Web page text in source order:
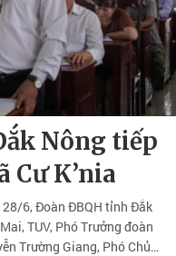
Nông tiếp
Cư K’nia
6, Đoàn ĐBQH tỉnh Đắk
TUV, Phó Trưởng đoàn
Trường Giang, Phó Chủ